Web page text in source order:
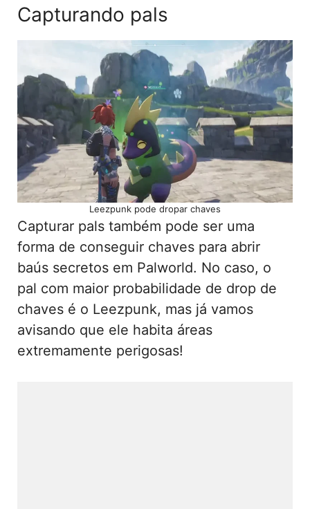
Capturando pals
Leezpunk pode dropar chaves
Capturar pals também pode ser uma
forma de conseguir chaves para abrir
baús secretos em Palworld. No caso, o
pal com maior probabilidade de drop de
chaves é o Leezpunk, mas já vamos
avisando que ele habita áreas
extremamente perigosas!